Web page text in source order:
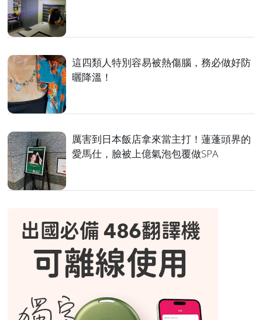
這四類人特別容易被熱傷腦，務必做好防
曬降溫！
厲害到日本飯店拿來當主打！蓮蓬頭界的
愛馬仕，臉被上億氣泡包覆做SPA